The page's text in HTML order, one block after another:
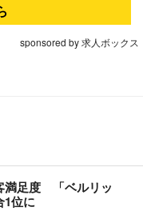
sponsored by 求人ボックス
満足度 「ベルリッ
1位に